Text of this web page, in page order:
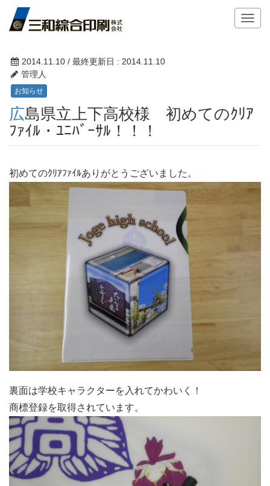
T
a
i
o
2014.11.10 / 最終更新日 : 2014.11.10
管理人
お知らせ
広島県立上下高校様 初めてのｸﾘｱ
ﾌｧｲﾙ・ﾕﾆﾊﾞｰｻﾙ！！！
初めてのｸﾘｱﾌｧｲﾙありがとうございました。
裏面は学校キャラクターを入れてかわいく！
商標登録を取得されています。